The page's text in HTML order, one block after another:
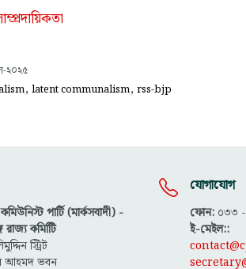
২০২৫
, latent communalism, rss-bjp
পার্টি (মার্কসবাদী) -
রাজ্য কমিটিি
স্ট্রিট
ভবন
যোগাযোগ
ফোন: ০৩৩
ই-মেইল::